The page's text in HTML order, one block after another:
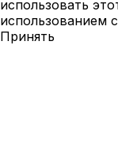
использовать
использованием
Принять